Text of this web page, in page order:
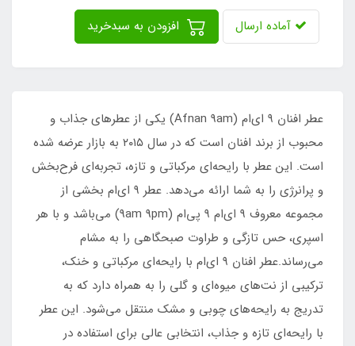
آماده ارسال
عطر افنان ۹ ای‌ام (Afnan 9am) یکی از عطرهای جذاب و
محبوب از برند افنان است که در سال ۲۰۱۵ به بازار عرضه شده
است. این عطر با رایحه‌ای مرکباتی و تازه، تجربه‌ای فرح‌بخش
و پرانرژی را به شما ارائه می‌دهد. عطر ۹ ای‌ام بخشی از
مجموعه معروف ۹ ای‌ام ۹ پی‌ام (9am 9pm) می‌باشد و با هر
اسپری، حس تازگی و طراوت صبحگاهی را به مشام
می‌رساند.عطر افنان ۹ ای‌ام با رایحه‌ای مرکباتی و خنک،
ترکیبی از نت‌های میوه‌ای و گلی را به همراه دارد که به
تدریج به رایحه‌های چوبی و مشک منتقل می‌شود. این عطر
با رایحه‌ای تازه و جذاب، انتخابی عالی برای استفاده در